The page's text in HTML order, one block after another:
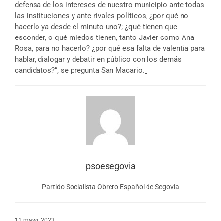
defensa de los intereses de nuestro municipio ante todas
las instituciones y ante rivales políticos, ¿por qué no
hacerlo ya desde el minuto uno?; ¿qué tienen que
esconder, o qué miedos tienen, tanto Javier como Ana
Rosa, para no hacerlo? ¿por qué esa falta de valentía para
hablar, dialogar y debatir en público con los demás
candidatos?”, se pregunta San Macario.
psoesegovia
Partido Socialista Obrero Español de Segovia